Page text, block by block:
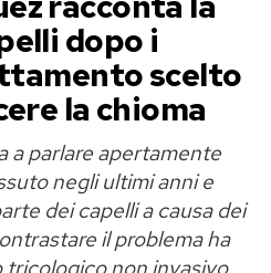
dopo i
scelto
la chioma
a parlare apertamente
negli ultimi anni e
dei capelli a causa dei
il problema ha